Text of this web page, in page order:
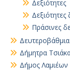
Δεξιότητες
Δεξιότητες
Πράσινες
Δήμητρα
Δήμος Λαμιέων